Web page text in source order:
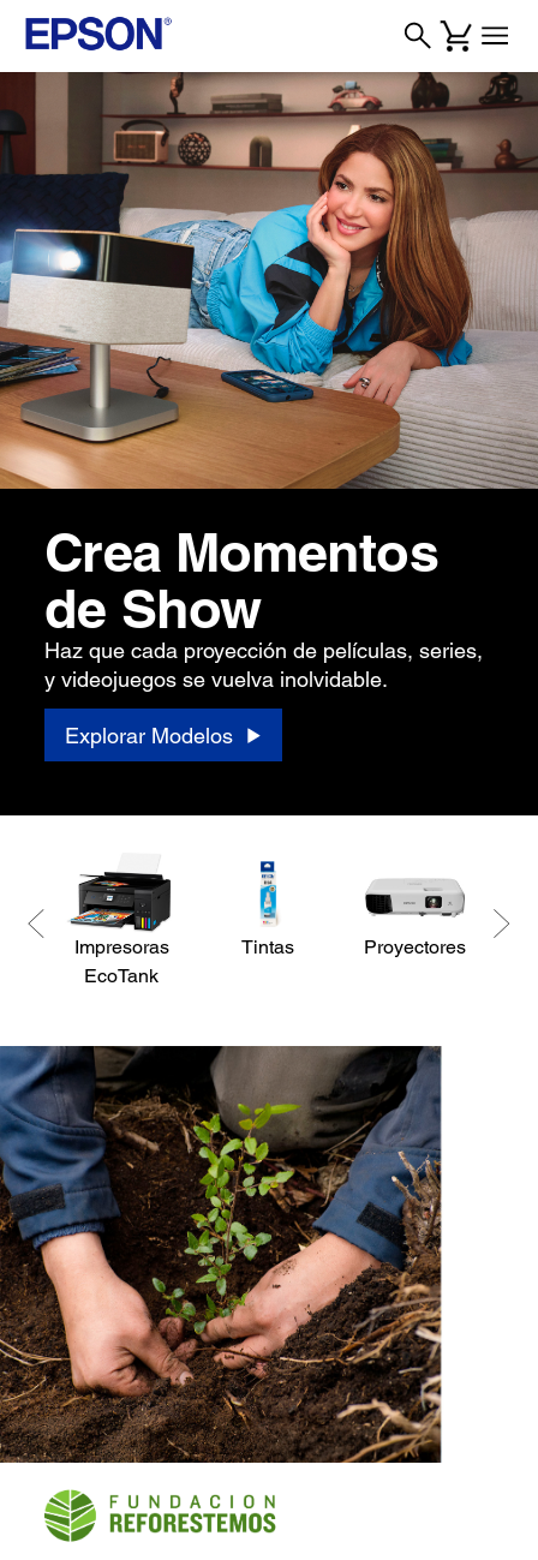
Crea Momentos
de Show
Haz que cada proyección de películas, series,
y videojuegos se vuelva inolvidable.
Explorar Modelos
Impresoras
EcoTank
Tintas Proyectores